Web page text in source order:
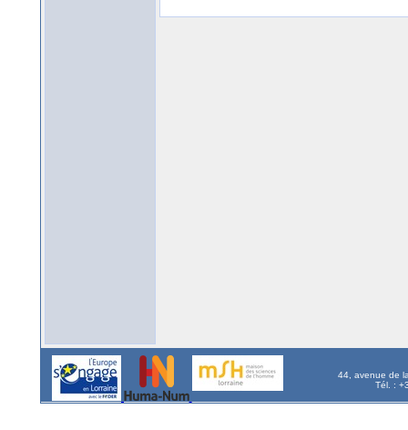
44, avenue de
Tél. :